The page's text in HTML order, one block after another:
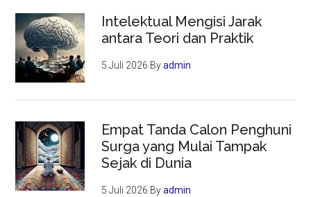
Intelektual Mengisi Jarak
antara Teori dan Praktik
5 Juli 2026 Byadmin
Empat Tanda Calon Penghuni
Surga yang Mulai Tampak
Sejak di Dunia
5 Juli 2026 Byadmin